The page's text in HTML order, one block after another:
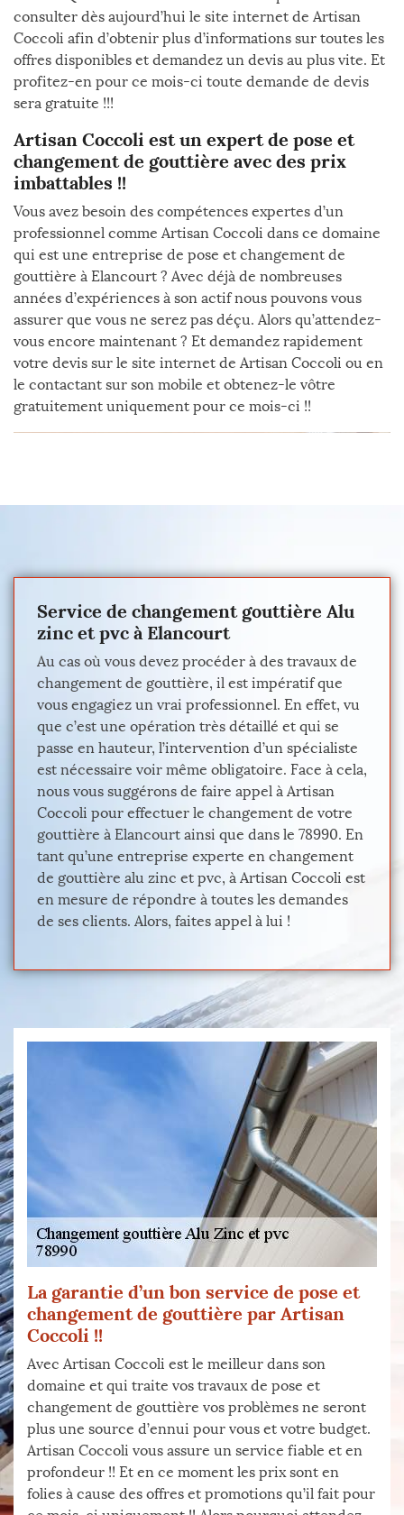
consulter dès aujourd’hui le site internet de Artisan
Coccoli afin d’obtenir plus d’informations sur toutes les
offres disponibles et demandez un devis au plus vite. Et
profitez-en pour ce mois-ci toute demande de devis
sera gratuite !!!
Artisan Coccoli est un expert de pose et
changement de gouttière avec des prix
imbattables !!
Vous avez besoin des compétences expertes d’un
professionnel comme Artisan Coccoli dans ce domaine
qui est une entreprise de pose et changement de
gouttière à Elancourt ? Avec déjà de nombreuses
années d’expériences à son actif nous pouvons vous
assurer que vous ne serez pas déçu. Alors qu’attendez-
vous encore maintenant ? Et demandez rapidement
votre devis sur le site internet de Artisan Coccoli ou en
le contactant sur son mobile et obtenez-le vôtre
gratuitement uniquement pour ce mois-ci !!
Service de changement gouttière Alu
zinc et pvc à Elancourt
Au cas où vous devez procéder à des travaux de
changement de gouttière, il est impératif que
vous engagiez un vrai professionnel. En effet, vu
que c’est une opération très détaillé et qui se
passe en hauteur, l’intervention d’un spécialiste
est nécessaire voir même obligatoire. Face à cela,
nous vous suggérons de faire appel à Artisan
Coccoli pour effectuer le changement de votre
gouttière à Elancourt ainsi que dans le 78990. En
tant qu’une entreprise experte en changement
de gouttière alu zinc et pvc, à Artisan Coccoli est
en mesure de répondre à toutes les demandes
de ses clients. Alors, faites appel à lui !
La garantie d’un bon service de pose et
changement de gouttière par Artisan
Coccoli !!
Avec Artisan Coccoli est le meilleur dans son
domaine et qui traite vos travaux de pose et
changement de gouttière vos problèmes ne seront
plus une source d’ennui pour vous et votre budget.
Artisan Coccoli vous assure un service fiable et en
profondeur !! Et en ce moment les prix sont en
folies à cause des offres et promotions qu’il fait pour